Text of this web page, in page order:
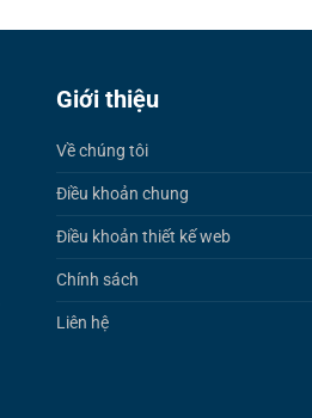
Giới thiệu
Về chúng tôi
Điều khoản chung
Điều khoản thiết kế web
Chính sách
Liên hệ